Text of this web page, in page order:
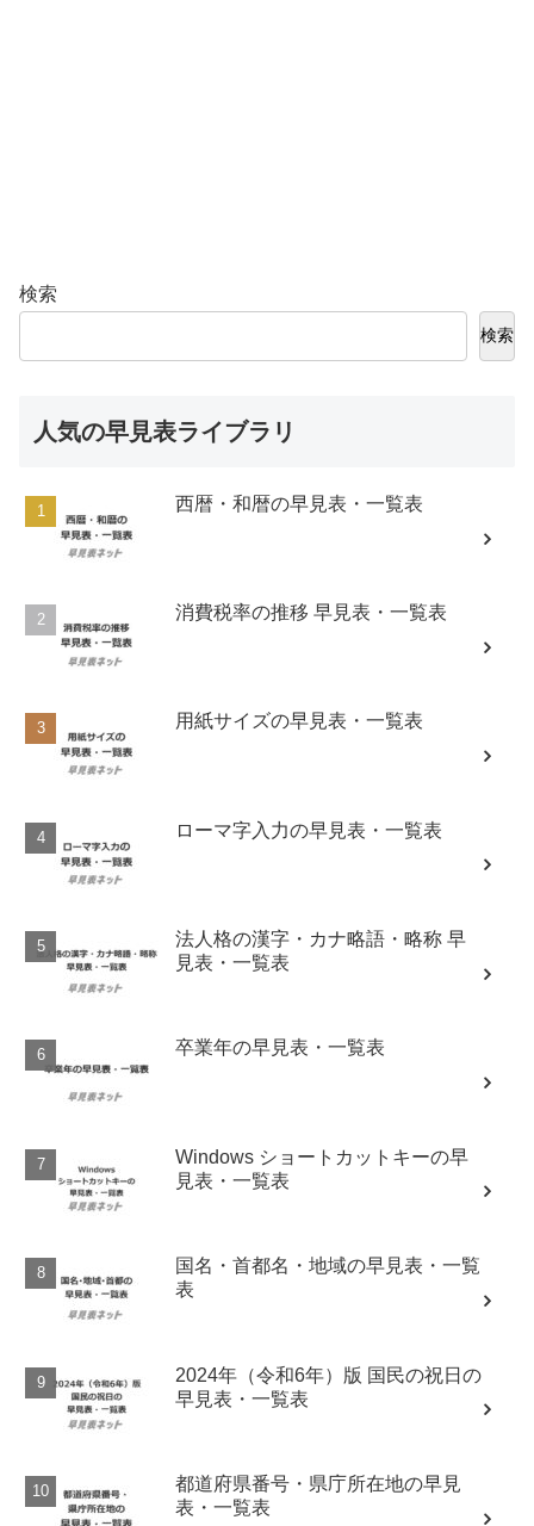
検索
検索
人気の早見表ライブラリ
西暦・和暦の早見表・一覧表
消費税率の推移 早見表・一覧表
用紙サイズの早見表・一覧表
ローマ字入力の早見表・一覧表
法人格の漢字・カナ略語・略称 早
見表・一覧表
卒業年の早見表・一覧表
Windows ショートカットキーの早
見表・一覧表
国名・首都名・地域の早見表・一覧
表
2024年（令和6年）版 国民の祝日の
早見表・一覧表
都道府県番号・県庁所在地の早見
表・一覧表